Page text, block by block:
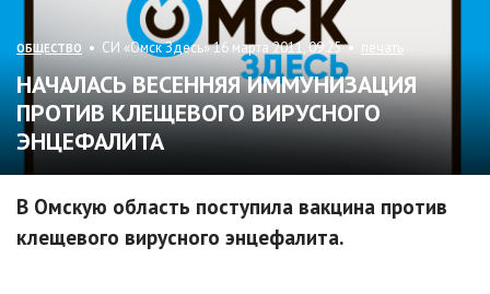
ОБЩЕСТВО • СИ «Омск Здесь» 16 марта 2011, 09:25 • печать
НАЧАЛАСЬ ВЕСЕННЯЯ ИММУНИЗАЦИЯ
ПРОТИВ КЛЕЩЕВОГО ВИРУСНОГО
ЭНЦЕФАЛИТА
В Омскую область поступила вакцина против
клещевого вирусного энцефалита.